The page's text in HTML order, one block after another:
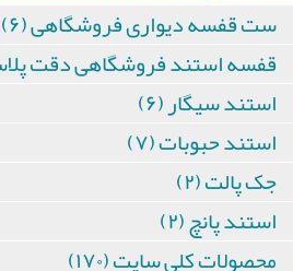
ست قفسه دیواری فروشگاهی (۶)
قفسه استند فروشگاهی دقت
استند سیگار (۶)
استند حبوبات (۷)
جک پالت (۲)
استند پانچ (۲)
محصولات کلی سایت (۱۷۰)